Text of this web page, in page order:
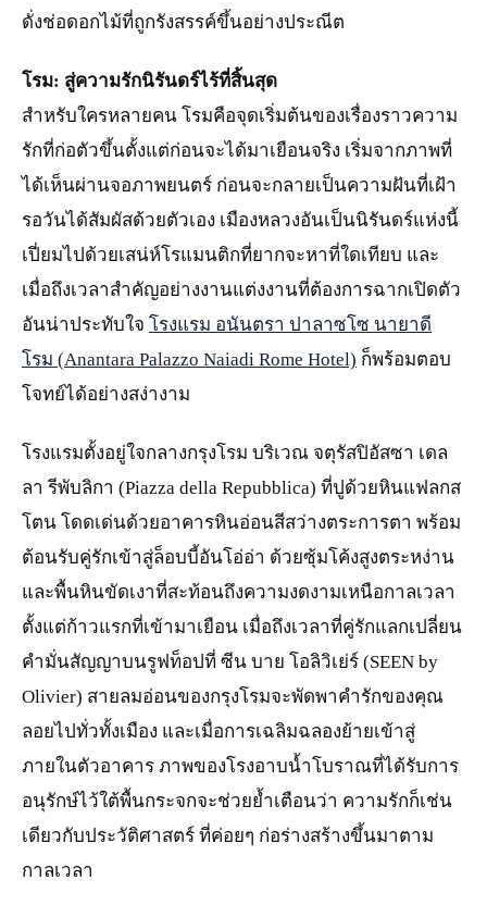
ดั่งช่อดอกไม้ที่ถูกรังสรรค์ขึ้นอย่างประณีต
โรม: สู่ความรักนิรันดร์ไร้ที่สิ้นสุด
สำหรับใครหลายคน โรมคือจุดเริ่มต้นของเรื่องราวความ
รักที่ก่อตัวขึ้นตั้งแต่ก่อนจะได้มาเยือนจริง เริ่มจากภาพที่
ได้เห็นผ่านจอภาพยนตร์ ก่อนจะกลายเป็นความฝันที่เฝ้า
รอวันได้สัมผัสด้วยตัวเอง เมืองหลวงอันเป็นนิรันดร์แห่งนี้
เปี่ยมไปด้วยเสน่ห์โรแมนติกที่ยากจะหาที่ใดเทียบ และ
เมื่อถึงเวลาสำคัญอย่างงานแต่งงานที่ต้องการฉากเปิดตัว
อันน่าประทับใจ โรงแรม อนันตรา ปาลาซโซ นายาดี
โรม (Anantara Palazzo Naiadi Rome Hotel) ก็พร้อมตอบ
โจทย์ได้อย่างสง่างาม
โรงแรมตั้งอยู่ใจกลางกรุงโรม บริเวณ จตุรัสปิอัสซา เดล
ลา รีพับลิกา (Piazza della Repubblica) ที่ปูด้วยหินแฟลกส
โตน โดดเด่นด้วยอาคารหินอ่อนสีสว่างตระการตา พร้อม
ต้อนรับคู่รักเข้าสู่ล็อบบี้อันโอ่อ่า ด้วยซุ้มโค้งสูงตระหง่าน
และพื้นหินขัดเงาที่สะท้อนถึงความงดงามเหนือกาลเวลา
ตั้งแต่ก้าวแรกที่เข้ามาเยือน เมื่อถึงเวลาที่คู่รักแลกเปลี่ยน
คำมั่นสัญญาบนรูฟท็อปที่ ซีน บาย โอลิวิเย่ร์ (SEEN by
Olivier) สายลมอ่อนของกรุงโรมจะพัดพาคำรักของคุณ
ลอยไปทั่วทั้งเมือง และเมื่อการเฉลิมฉลองย้ายเข้าสู่
ภายในตัวอาคาร ภาพของโรงอาบน้ำโบราณที่ได้รับการ
อนุรักษ์ไว้ใต้พื้นกระจกจะช่วยย้ำเตือนว่า ความรักก็เช่น
เดียวกับประวัติศาสตร์ ที่ค่อยๆ ก่อร่างสร้างขึ้นมาตาม
กาลเวลา